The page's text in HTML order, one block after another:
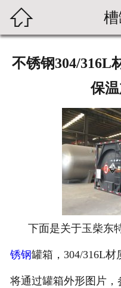

不锈钢304/316L
保
下面是关于玉柴东
锈钢罐箱，304/316L
将通过罐箱外形图片